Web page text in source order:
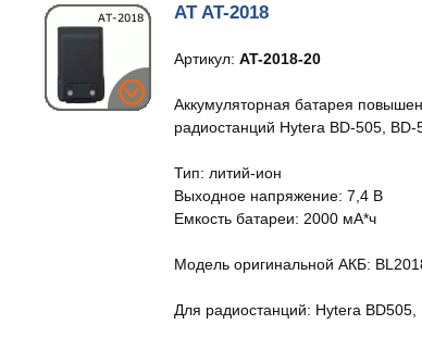
AT AT-2018
Артикул:AT-2018-20
Аккумуляторная батарея
радиостанций Hytera BD-505, BD-
Тип: литий-ион
Выходное напряжение: 7,4 В
Емкость батареи: 2000 мА*ч
Модель оригинальной АКБ:
Для радиостанций: Hytera BD505,